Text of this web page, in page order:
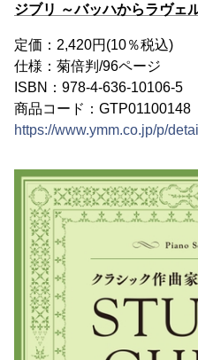
ジブリ ～バッハからラヴェ
定価：2,420円(10％税込)
仕様：菊倍判/96ページ
ISBN：978-4-636-10106-5
商品コード：GTP01100148
https://www.ymm.co.jp/p/